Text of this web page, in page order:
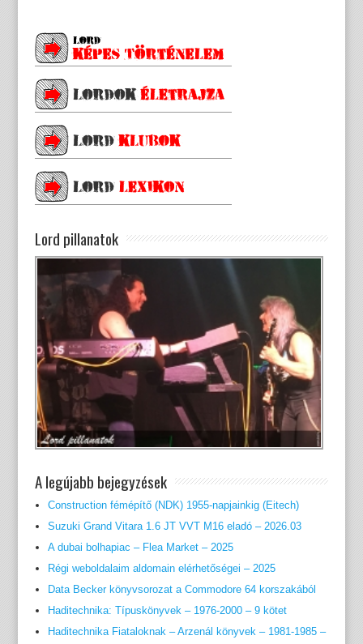
Lord pillanatok
A legújabb bejegyzések
Construction fémépítő (NDK) 1955-napjainkig (Eitech)
Suzuki Grand Vitara 1.6 JT VVT M16 eladó – 2026.03
A dubai bolhapiac – Flea Market – 2025
Régi weboldalaim aldomain elérhetőségei – 2025
Data Becker könyvsorozat a Commodore 64 korszakából
Haditechnika: Típuskönyvek – 1976-2000 – 9 kötet
Haditechnika Fiataloknak – Arzenál könyvek – 1981-1985 –